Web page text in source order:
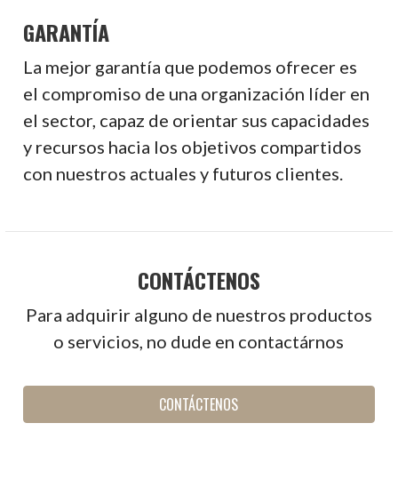
GARANTÍA
La mejor garantía que podemos ofrecer es
el compromiso de una organización líder en
el sector, capaz de orientar sus capacidades
y recursos hacia los objetivos compartidos
con nuestros actuales y futuros clientes.
CONTÁCTENOS
Para adquirir alguno de nuestros productos
o servicios, no dude en contactárnos
CONTÁCTENOS